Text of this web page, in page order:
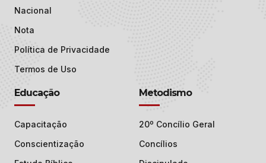
Nacional
Nota
Política de Privacidade
Termos de Uso
Educação
Capacitação
Conscientização
Metodismo
20º Concílio Geral
Concílios